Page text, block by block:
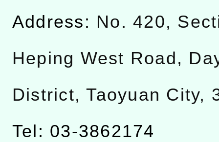
Address: No. 420,
Heping West Road,
District, Taoyuan City,
Tel: 03-3862174